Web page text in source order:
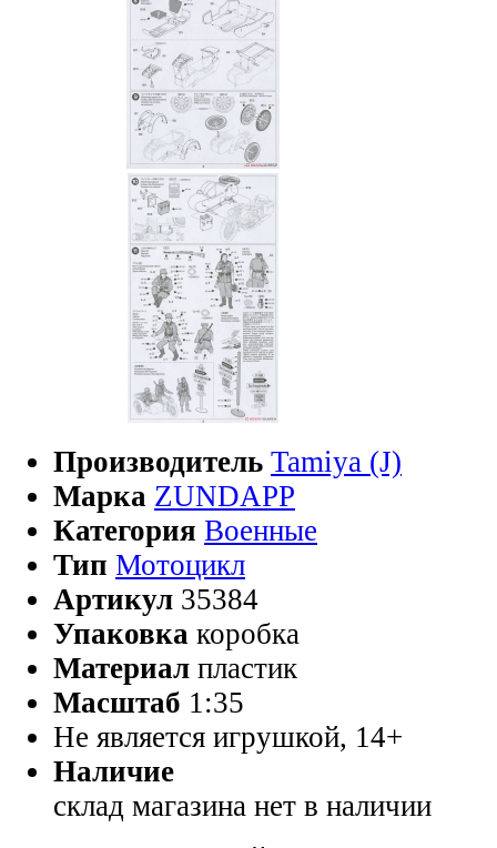
Производитель Tamiya (J)
Марка ZUNDAPP
Категория Военные
Тип Мотоцикл
Артикул 35384
Упаковка коробка
Материал пластик
Масштаб 1:35
Не является игрушкой, 14+
Наличие
склад магазина нет в наличии